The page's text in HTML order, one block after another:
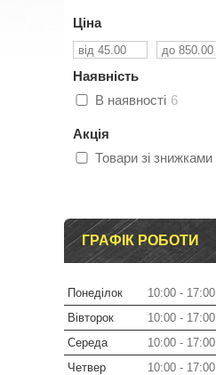
Ціна
Наявність
В наявності 6
Акція
Товари зі знижками
ГРАФІК РОБОТИ
Понеділок 10:00
17:00
Вівторок
10:00
17:00
Середа
10:00
17:00
Четвер
10:00
17:00